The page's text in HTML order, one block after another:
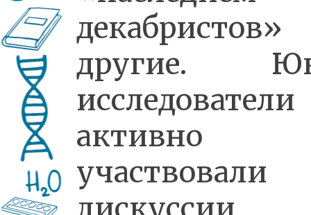
другие.
исследователи
активно